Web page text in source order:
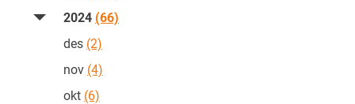
2024 (66)
des (2)
nov (4)
okt (6)